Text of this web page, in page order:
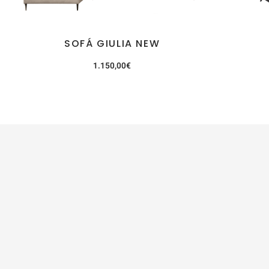
SOFÁ GIULIA NEW
1.150,00€